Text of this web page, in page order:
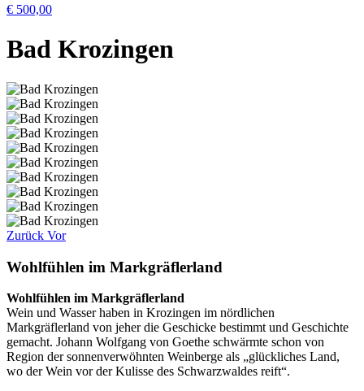
€ 500,00
Bad Krozingen
Zurück Vor
Wohlfühlen im Markgräflerland
Wohlfühlen im Markgräflerland
Wein und Wasser haben in Krozingen im nördlichen
Markgräflerland von jeher die Geschicke bestimmt und Geschichte
gemacht. Johann Wolfgang von Goethe schwärmte schon von
Region der sonnenverwöhnten Weinberge als „glückliches Land,
wo der Wein vor der Kulisse des Schwarzwaldes reift“.